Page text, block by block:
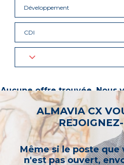
Développement
CDI
Aucune offre trouvée. Nous
d’autres mots-clés ou à
ALMAVIA CX
Même si le poste que
n'est pas ouvert,